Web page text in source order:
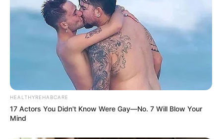
HEALTHYREHABCARE
17 Actors You Didn't Know Were Gay—No. 7 Will Blow Your
Mind